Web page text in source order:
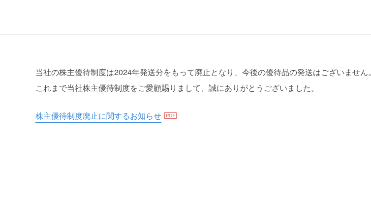
当社の株主優待制度は2024年発送分をもって廃止となり、今後の優待品の発送はございません。
これまで当社株主優待制度をご愛顧賜りまして、誠にありがとうございました。
株主優待制度廃止に関するお知らせ